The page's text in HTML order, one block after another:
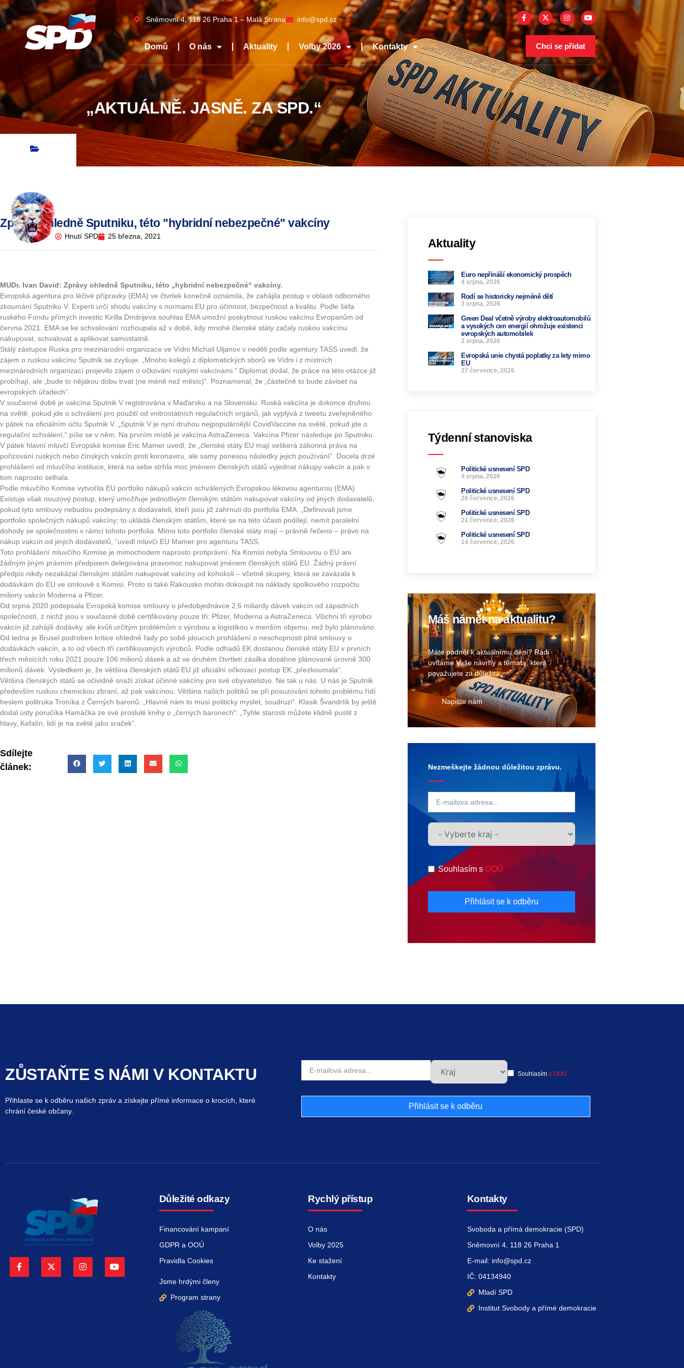
Sněmovní 4, 118 26 Praha 1 – Malá Strana info@spd.cz
Domů O nás Aktuality Volby 2026 Kontakty Chci se přidat
„AKTUÁLNĚ. JASNĚ. ZA SPD.“
Zprávy ohledně Sputniku, této "hybridní nebezpečné" vakcíny
Hnutí SPD 25 března, 2021
MUDr. Ivan David: Zprávy ohledně Sputniku, této „hybridní nebezpečné“ vakcíny.
Evropská agentura pro léčivé přípravky (EMA) ve čtvrtek konečně oznámila, že zahájila postup v oblasti odborného
zkoumání Sputniku V. Experti určí shodu vakcíny s normami EU pro účinnost, bezpečnost a kvalitu. Podle šéfa
ruského Fondu přímých investic Kirilla Dmitrijeva souhlas EMA umožní poskytnout ruskou vakcínu Evropanům od
června 2021. EMA se ke schvalování rozhoupala až v době, kdy mnohé členské státy začaly ruskou vakcínu
nakupovat, schvalovat a aplikovat samostatně.
Stálý zástupce Ruska pro mezinárodní organizace ve Vídni Michail Uljanov v neděli podle agentury TASS uvedl, že
zájem o ruskou vakcínu Sputnik se zvyšuje. „Mnoho kolegů z diplomatických sborů ve Vídni i z místních
mezinárodních organizací projevilo zájem o očkování ruskými vakcínami.“ Diplomat dodal, že práce na této otázce již
probíhají, ale „bude to nějakou dobu trvat (ne méně než měsíc)“. Poznamenal, že „částečně to bude záviset na
evropských úřadech“.
V současné době je vakcína Sputnik V registrována v Maďarsku a na Slovensku. Ruská vakcína je dokonce druhou
na světě, pokud jde o schválení pro použití od vnitrostátních regulačních orgánů, jak vyplývá z tweetu zveřejněného
v pátek na oficiálním účtu Sputnik V. „Sputnik V je nyní druhou nejpopulárnější CovidVaccine na světě, pokud jde o
regulační schválení,“ píše se v něm. Na prvním místě je vakcína AstraZeneca. Vakcína Pfizer následuje po Sputniku.
V pátek hlavní mluvčí Evropské komise Eric Mamer uvedl, že „členské státy EU mají veškerá zákonná práva na
pořizování ruských nebo čínských vakcín proti koronaviru, ale samy ponesou následky jejich používání“. Docela drzé
prohlášení od mluvčího instituce, která na sebe strhla moc jménem členských států vyjednat nákupy vakcín a pak v
tom naprosto selhala.
Podle mluvčího Komise vytvořila EU portfolio nákupů vakcín schválených Evropskou lékovou agenturou (EMA).
Existuje však nouzový postup, který umožňuje jednotlivým členským státům nakupovat vakcíny od jiných dodavatelů,
pokud tyto smlouvy nebudou podepsány s dodavateli, kteří jsou již zahrnuti do portfolia EMA. „Definovali jsme
portfolio společných nákupů vakcíny; to ukládá členským státům, které se na této účasti podílejí, nemít paralelní
dohody se společnostmi v rámci tohoto portfolia. Mimo toto portfolio členské státy mají – právně řečeno – právo na
nákup vakcín od jiných dodavatelů, “uvedl mluvčí EU Mamer pro agenturu TASS.
Toto prohlášení mluvčího Komise je mimochodem naprosto protiprávní. Na Komisi nebyla Smlouvou o EU ani
žádným jiným právním předpisem delegována pravomoc nakupovat jménem členských států EU. Žádný právní
předpis nikdy nezakázal členským státům nakupovat vakcíny od kohokoli – včetně skupiny, která se zavázala k
dodávkám do EU ve smlouvě s Komisí. Proto si také Rakousko mohlo dokoupit na náklady spolkového rozpočtu
miliony vakcín Moderna a Pfizer.
Od srpna 2020 podepsala Evropská komise smlouvy o předobjednávce 2,6 miliardy dávek vakcín od západních
společností, z nichž jsou v současné době certifikovány pouze tři: Pfizer, Moderna a AstraZeneca. Všichni tři výrobci
vakcín již zahájili dodávky, ale kvůli určitým problémům s výrobou a logistikou v menším objemu, než bylo plánováno.
Od ledna je Brusel podroben kritice ohledně řady po sobě jdoucích prohlášení o neschopnosti plnit smlouvy o
dodávkách vakcín, a to od všech tří certifikovaných výrobců. Podle odhadů EK dostanou členské státy EU v prvních
třech měsících roku 2021 pouze 106 milionů dávek a až ve druhém čtvrtletí zásilka dosáhne plánované úrovně 300
milionů dávek. Výsledkem je, že většina členských států EU již oficiální očkovací postup EK „přezkoumala“.
Většina členských států se očividně snaží získat účinné vakcíny pro své obyvatelstvo. Ne tak u nás. U nás je Sputnik
především ruskou chemickou zbraní, až pak vakcínou. Většina našich politiků se při posuzování tohoto problému řídí
heslem politruka Troníka z Černých baronů: „Hlavně nám to musí politicky myslet, soudruzi“. Klasik Švandrlík by ještě
dodal ústy poručíka Hamáčka ze své proslulé knihy o „černých baronech“: „Tyhle starosti můžete klidně pustit z
hlavy, Kefalín, lidí je na světě jako sraček“.
Sdílejte
článek:
Aktuality
Euro nepřináší ekonomický prospěch
4 srpna, 2026
Rodí se historicky nejméně dětí
3 srpna, 2026
Green Deal včetně výroby elektroautomobilů
a vysokých cen energií ohrožuje existenci
evropských automobilek
2 srpna, 2026
Evropská unie chystá poplatky za lety mimo
EU
27 července, 2026
Týdenní stanoviska
Politické usnesení SPD
4 srpna, 2026
Politické usnesení SPD
28 července, 2026
Politické usnesení SPD
21 července, 2026
Politické usnesení SPD
14 července, 2026
Máš námět na aktualitu?
Máte podnět k aktuálnímu dění? Rádi
uvítáme Vaše návrhy a témata, která
považujete za důležitá.
Napište nám
Nezmeškejte žádnou důležitou zprávu.
Souhlasím s OOÚ
Přihlásit se k odběru
ZŮSTAŇTE S NÁMI V KONTAKTU
Přihlaste se k odběru našich zpráv a získejte přímé informace o krocích, které
chrání české občany.
Souhlasím s OOÚ
Přihlásit se k odběru
Důležité odkazy
Financování kampaní
GDPR a OOÚ
Pravidla Cookies
Jsme hrdými členy
Program strany
Rychlý přístup
O nás
Volby 2025
Ke stažení
Kontakty
Kontakty
Svoboda a přímá demokracie (SPD)
Sněmovní 4, 118 26 Praha 1
E-mail: info@spd.cz
IČ: 04134940
Mladí SPD
Institut Svobody a přímé demokracie